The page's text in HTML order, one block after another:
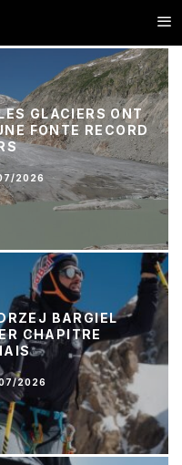
GLACIERS ONT
FONTE RECORD
2026
BARGIEL
CHAPITRE
2026